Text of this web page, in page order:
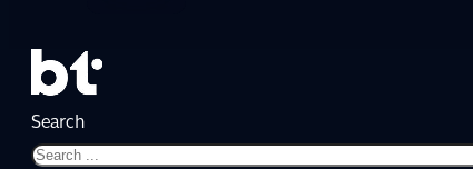
Search